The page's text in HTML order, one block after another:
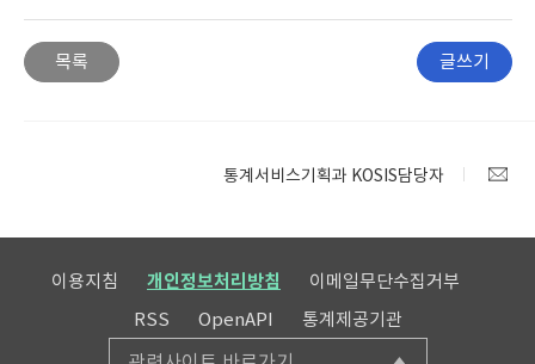
외국인
수 문의
시군구
성 연령
5세
구
다릅니
다
목록 글쓰기
통계서비스기획과 KOSIS담당자
이용지침 개인정보처리방침
이메일무단수집거부
RSS
OpenAPI 통계제공기관